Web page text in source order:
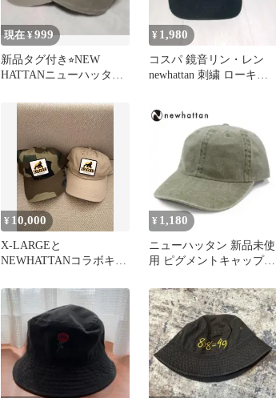
現在 ¥999
新品タグ付き⭐︎NEW
HATTANニューハッタン
100%
¥ 1,980
コスパ 鏡音リン・レン
newhattan 刺繍 ローキャ
¥ 10,000
X-LARGEと
NEWHATTANコラボキャ
¥ 1,180
ニューハッタン 新品未使
用 ピグメントキャップ
ーブ